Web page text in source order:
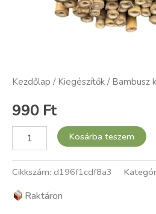
Kezdőlap / Kiegészítők / Bambusz
990 Ft
Kosárba teszem
Cikkszám: d196f1cdf8a3
Raktáron